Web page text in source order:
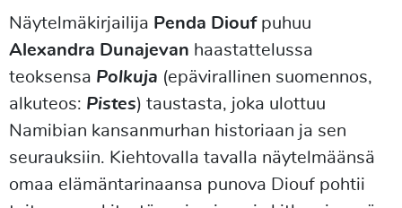
Näytelmäkirjailija Penda Dioufpuhuu
Alexandra Dunajevan haastattelussa
teoksensa Polkuja (epävirallinen suomennos,
alkuteos: Pistes) taustasta, joka ulottuu
Namibian kansanmurhan historiaan ja sen
seurauksiin. Kiehtovalla tavalla näytelmäänsä
omaa elämäntarinaansa punova Diouf pohtii